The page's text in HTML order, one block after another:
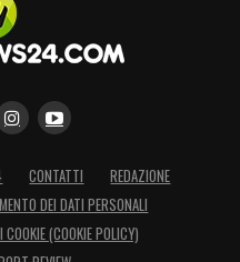
CONTATTI
REDAZIONE
DEI DATI PERSONALI
(COOKIE POLICY)